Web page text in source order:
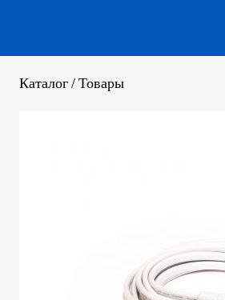
Каталог / Товары